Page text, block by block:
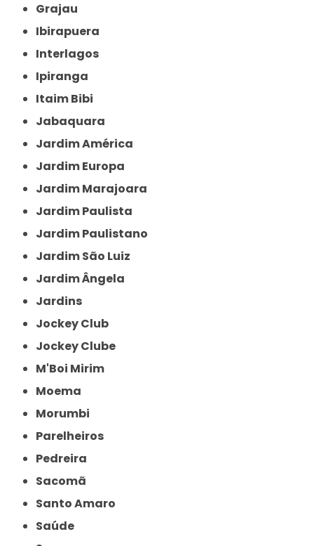
Grajau
Ibirapuera
Interlagos
Ipiranga
Itaim Bibi
Jabaquara
Jardim América
Jardim Europa
Jardim Marajoara
Jardim Paulista
Jardim Paulistano
Jardim São Luiz
Jardim Ângela
Jardins
Jockey Club
Jockey Clube
M'Boi Mirim
Moema
Morumbi
Parelheiros
Pedreira
Sacomã
Santo Amaro
Saúde